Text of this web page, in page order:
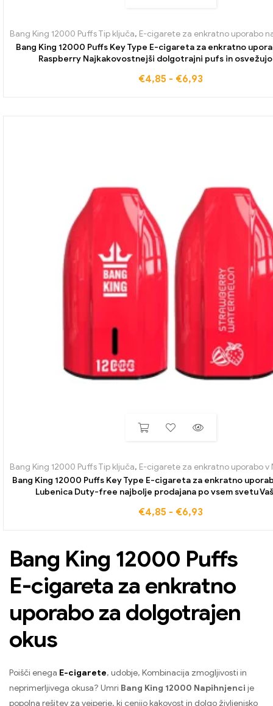
Bang King 12000 Puffs Tip ključa, E-cigarete za enkratno uporabo
Bang King 12000 Puffs Key Type E-cigareta za enkratno
Raspberry Najkakovostnejši dolgotrajni pufs in
€4,85 - €6,93
Bang King 12000 Puffs Tip ključa, E-cigarete za enkratno uporabo v
Bang King 12000 Puffs Key Type E-cigareta za enkratno
Lubenica Duty-free najbolje prodajana po vsem svetu
€4,85 - €6,93
Bang King 12000 Puffs
E-cigareta za enkratno
uporabo za dolgotrajen
okus
Poišči enega E-cigarete, udobje, Kombinacija zmogljivosti in
neprimerljivega okusa? Umri Bang King 12000 Napihnjenci je
popolna rešitev za vejperje, ki cenijo kakovost in dolgo življenjsko